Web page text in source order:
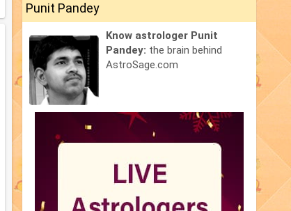
Punit Pandey
Know astrologer Punit
Pandey: the brain behind
AstroSage.com